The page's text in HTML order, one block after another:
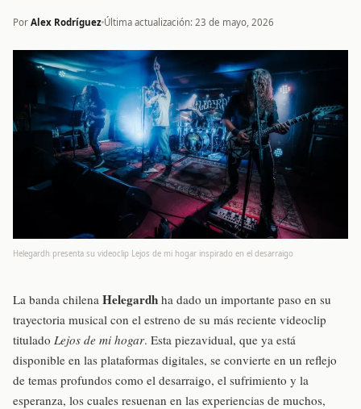
Por Alex Rodríguez Última actualización: 23 de mayo, 2026
Helegardh presenta su videoclip Lejos de mi hogar inspirado en el desarraigo
La banda chilena Helegardh ha dado un importante paso en su
trayectoria musical con el estreno de su más reciente videoclip
titulado Lejos de mi hogar. Esta piezavidual, que ya está
disponible en las plataformas digitales, se convierte en un reflejo
de temas profundos como el desarraigo, el sufrimiento y la
esperanza, los cuales resuenan en las experiencias de muchos,